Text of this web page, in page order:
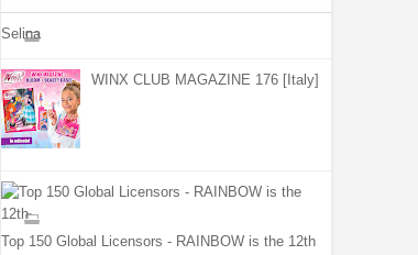
Selina
WINX CLUB MAGAZINE 176 [Italy]
Top 150 Global Licensors - RAINBOW is the 12th